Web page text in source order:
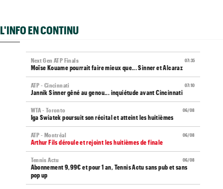
L'INFO EN CONTINU
07:35
Next Gen ATP Finals
Moïse Kouame pourrait faire mieux que... Sinner et Alcaraz
07:10
ATP - Cincinnati
Jannik Sinner gêné au genou... inquiétude avant Cincinnati
06/08
WTA - Toronto
Iga Swiatek poursuit son récital et atteint les huitièmes
06/08
ATP - Montréal
Arthur Fils déroule et rejoint les huitièmes de finale
06/08
Tennis Actu
Abonnement 9,99€ et pour 1 an, Tennis Actu sans pub et sans
pop up